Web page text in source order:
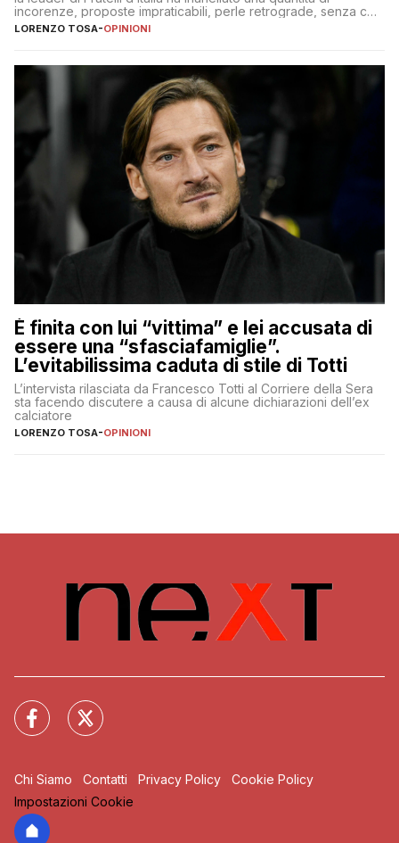
incorenze, proposte impraticabili, perle retrograde, senza che
nessuno – a destra come a sinistra – glielo abbia fatto notare
LORENZO TOSA-OPINIONI
È finita con lui “vittima” e lei accusata di
essere una “sfasciafamiglie”.
L’evitabilissima caduta di stile di Totti
L’intervista rilasciata da Francesco Totti al Corriere della Sera
sta facendo discutere a causa di alcune dichiarazioni dell’ex
calciatore
LORENZO TOSA-OPINIONI
Chi Siamo Contatti Privacy Policy
Cookie Policy
Impostazioni Cookie